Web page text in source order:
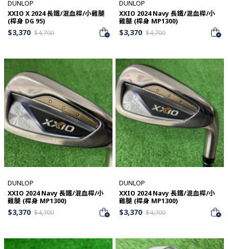
DUNLOP
XXIO X 2024 長鐵/混血桿/小雞腿
(桿身 DG 95)
$3,370 $4,700
DUNLOP
XXIO 2024 Navy 長鐵/混血桿/小
雞腿 (桿身 MP1300)
$3,370 $4,700
DUNLOP
XXIO 2024 Navy 長鐵/混血桿/小
雞腿 (桿身 MP1300)
$3,370 $4,700
DUNLOP
XXIO 2024 Navy 長鐵/混血桿/小
雞腿 (桿身 MP1300)
$3,370 $4,700